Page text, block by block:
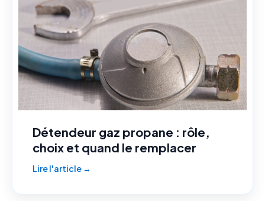
Détendeur gaz propane : rôle,
choix et quand le remplacer
Lire l'article →